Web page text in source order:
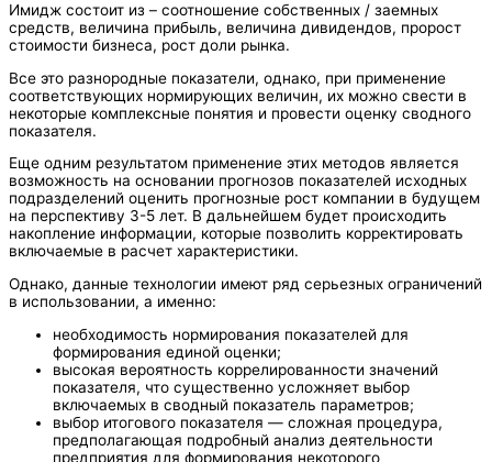
Имидж состоит из – соотношение собственных / заемных
средств, величина прибыль, величина дивидендов, пророст
стоимости бизнеса, рост доли рынка.
Все это разнородные показатели, однако, при применение
соответствующих нормирующих величин, их можно свести в
некоторые комплексные понятия и провести оценку сводного
показателя.
Еще одним результатом применение этих методов является
возможность на основании прогнозов показателей исходных
подразделений оценить прогнозные рост компании в будущем
на перспективу 3-5 лет. В дальнейшем будет происходить
накопление информации, которые позволить корректировать
включаемые в расчет характеристики.
Однако, данные технологии имеют ряд серьезных ограничений
в использовании, а именно:
необходимость нормирования показателей для
формирования единой оценки;
высокая вероятность коррелированности значений
показателя, что существенно усложняет выбор
включаемых в сводный показатель параметров;
выбор итогового показателя — сложная процедура,
предполагающая подробный анализ деятельности
предприятия для формирования некоторого